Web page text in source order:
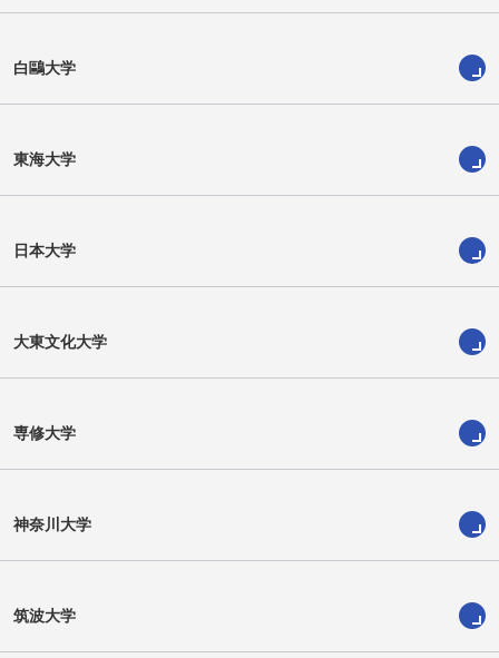
堀 陽稀 三浦 健一
白鷗大学
東海大学
日本大学
大東文化大学
専修大学
神奈川大学
筑波大学